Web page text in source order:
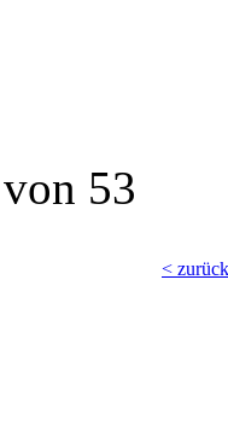
von 53
< zurück